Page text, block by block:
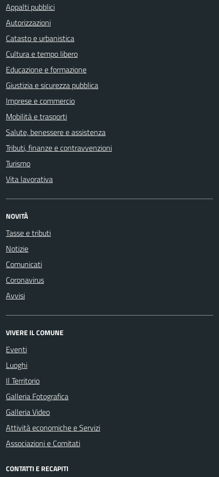
Appalti pubblici
Autorizzazioni
Catasto e urbanistica
Cultura e tempo libero
Educazione e formazione
Giustizia e sicurezza pubblica
Imprese e commercio
Mobilità e trasporti
Salute, benessere e assistenza
Tributi, finanze e contravvenzioni
Turismo
Vita lavorativa
NOVITÀ
Tasse e tributi
Notizie
Comunicati
Coronavirus
Avvisi
VIVERE IL COMUNE
Eventi
Luoghi
Il Territorio
Galleria Fotografica
Galleria Video
Attività economiche e Servizi
Associazioni e Comitati
CONTATTI E RECAPITI